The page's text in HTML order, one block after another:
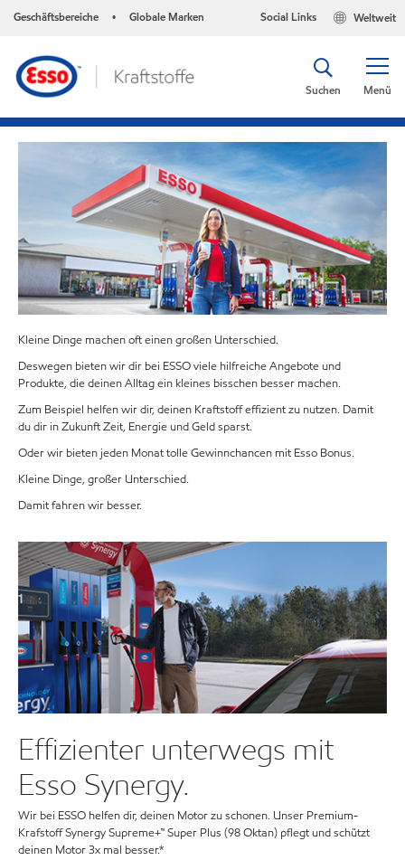
Geschäftsbereiche • Globale Marken Weltweit
Social Links
Menü
Suchen
Kleine Dinge machen oft einen großen Unterschied.
Deswegen bieten wir dir bei ESSO viele hilfreiche Angebote und
Produkte, die deinen Alltag ein kleines bisschen besser machen.
Zum Beispiel helfen wir dir, deinen Kraftstoff effizient zu nutzen. Damit
du dir in Zukunft Zeit, Energie und Geld sparst.
Oder wir bieten jeden Monat tolle Gewinnchancen mit Esso Bonus.
Kleine Dinge, großer Unterschied.
Damit fahren wir besser.
Effizienter unterwegs mit
Esso Synergy.
Wir bei ESSO helfen dir, deinen Motor zu schonen. Unser Premium-
Krafstoff Synergy Supreme+™ Super Plus (98 Oktan) pflegt und schützt
deinen Motor 3x mal besser.*